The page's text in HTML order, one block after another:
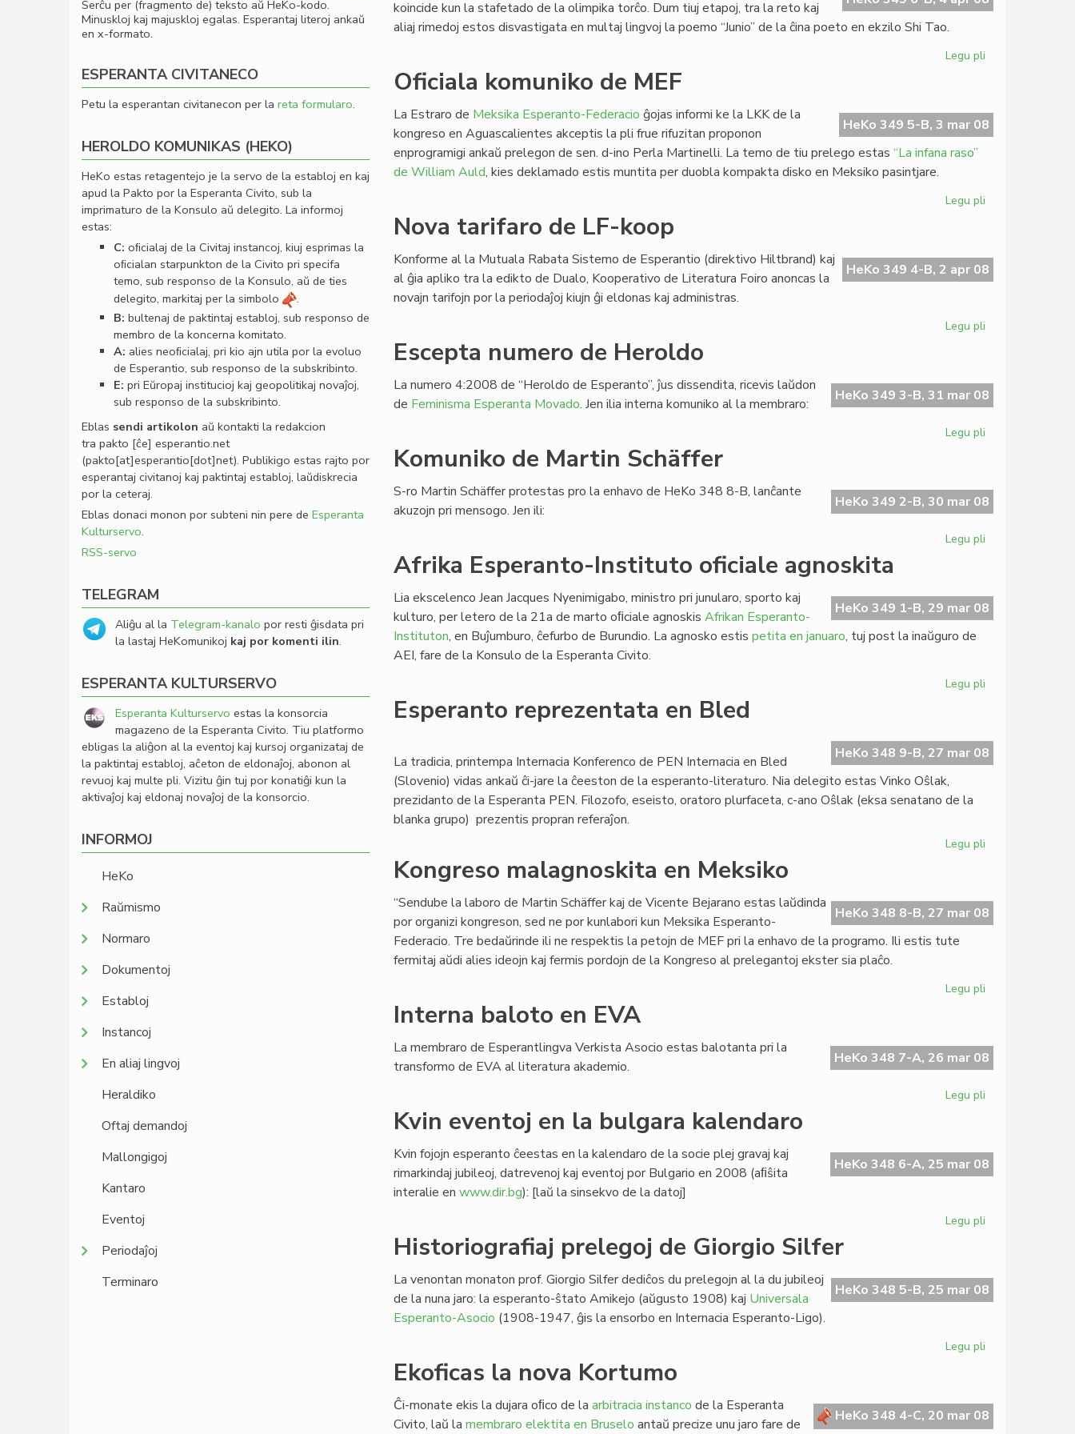
koincide kun la stafetado de la olimpika torĉo. Dum tiuj etapoj, tra la reto kaj
aliaj rimedoj estos disvastigata en multaj lingvoj la poemo “Junio” de la ĉina poeto en ekzilo Shi Tao.
Legu pli
en
Ĉinio
Oficiala komuniko de MEF
HeKo 349 5-B, 3 mar 08
La Estraro de Meksika Esperanto-Federacio ĝojas informi ke la LKK de la
kongreso en Aguascalientes akceptis la pli frue rifuzitan proponon
enprogramigi ankaŭ prelegon de sen. d-ino Perla Martinelli. La temo de tiu prelego estas “La infana raso”
de William Auld, kies deklamado estis muntita per duobla kompakta disko en Meksiko pasintjare.
Legu pli
MEF
Nova tarifaro de LF-koop
HeKo 349 4-B, 2 apr 08
Konforme al la Mutuala Rabata Sistemo de Esperantio (direktivo Hiltbrand) kaj
al ĝia apliko tra la edikto de Dualo, Kooperativo de Literatura Foiro anoncas la
novajn tarifojn por la periodaĵoj kiujn ĝi eldonas kaj administras.
Legu pli
LF-
koop
Escepta numero de Heroldo
HeKo 349 3-B, 31 mar 08
La numero 4:2008 de “Heroldo de Esperanto”, ĵus dissendita, ricevis laŭdon
de Feminisma Esperanta Movado. Jen ilia interna komuniko al la membraro:
Legu pli
Heroldo
Komuniko de Martin Schäffer
HeKo 349 2-B, 30 mar 08
S-ro Martin Schäffer protestas pro la enhavo de HeKo 348 8-B, lanĉante
akuzojn pri mensogo. Jen ili:
Legu pli
Schäffer
Afrika Esperanto-Instituto oficiale agnoskita
HeKo 349 1-B, 29 mar 08
Lia ekscelenco Jean Jacques Nyenimigabo, ministro pri junularo, sporto kaj
kulturo, per letero de la 21a de marto oﬁciale agnoskis Afrikan Esperanto-
Instituton, en Buĵumburo, ĉefurbo de Burundio. La agnosko estis petita en januaro, tuj post la inaŭguro de
AEI, fare de la Konsulo de la Esperanta Civito.
Legu pli
oficiale
agnoskita
Esperanto reprezentata en Bled
HeKo 348 9-B, 27 mar 08
La tradicia, printempa Internacia Konferenco de PEN Internacia en Bled
(Slovenio) vidas ankaŭ ĉi-jare la ĉeeston de la esperanto-literaturo. Nia delegito estas Vinko Oŝlak,
prezidanto de la Esperanta PEN. Filozofo, eseisto, oratoro plurfaceta, c-ano Oŝlak (eksa senatano de la
blanka grupo) prezentis propran referaĵon.
Legu pli
Bled
Kongreso malagnoskita en Meksiko
HeKo 348 8-B, 27 mar 08
“Sendube la laboro de Martin Schäffer kaj de Vicente Bejarano estas laŭdinda
por organizi kongreson, sed ne por kunlabori kun Meksika Esperanto-
Federacio. Tre bedaŭrinde ili ne respektis la petojn de MEF pri la enhavo de la programo. Ili estis tute
fermitaj aŭdi alies ideojn kaj fermis pordojn de la Kongreso al prelegantoj ekster sia plaĉo.
Legu pli
Meksiko
Interna baloto en EVA
HeKo 348 7-A, 26 mar 08
La membraro de Esperantlingva Verkista Asocio estas balotanta pri la
transformo de EVA al literatura akademio.
Legu pli
EVA
Kvin eventoj en la bulgara kalendaro
HeKo 348 6-A, 25 mar 08
Kvin fojojn esperanto ĉeestas en la kalendaro de la socie plej gravaj kaj
rimarkindaj jubileoj, datrevenoj kaj eventoj por Bulgario en 2008 (aﬁŝita
interalie en www.dir.bg): [laŭ la sinsekvo de la datoj]
Legu pli
la
bulgara
Historiografiaj prelegoj de Giorgio Silfer
HeKo 348 5-B, 25 mar 08
La venontan monaton prof. Giorgio Silfer dediĉos du prelegojn al la du jubileoj
de la nuna jaro: la esperanto-ŝtato Amikejo (aŭgusto 1908) kaj Universala
Esperanto-Asocio (1908-1947, ĝis la ensorbo en Internacia Esperanto-Ligo).
Legu pli
Giorgio
Silfer
Ekoficas la nova Kortumo
HeKo 348 4-C, 20 mar 08
Ĉi-monate ekis la dujara oﬁco de la arbitracia instanco de la Esperanta
Civito, laŭ la membraro elektita en Bruselo antaŭ precize unu jaro fare de
Serĉu per (fragmento de) teksto aŭ HeKo-kodo.
Minuskloj kaj majuskloj egalas. Esperantaj literoj ankaŭ
en x-formato.
ESPERANTA CIVITANECO
Petu la esperantan civitanecon per la reta formularo.
HEROLDO KOMUNIKAS (HEKO)
HeKo estas retagentejo je la servo de la establoj en kaj
apud la Pakto por la Esperanta Civito, sub la
imprimaturo de la Konsulo aŭ delegito. La informoj
estas:
C: oﬁcialaj de la Civitaj instancoj, kiuj esprimas la
oﬁcialan starpunkton de la Civito pri specifa
temo, sub responso de la Konsulo, aŭ de ties
delegito, markitaj per la simbolo
.
B: bultenaj de paktintaj establoj, sub responso de
membro de la koncerna komitato.
A: alies neoﬁcialaj, pri kio ajn utila por la evoluo
de Esperantio, sub responso de la subskribinto.
E: pri Eŭropaj institucioj kaj geopolitikaj novaĵoj,
sub responso de la subskribinto.
Eblas sendi artikolon aŭ kontakti la redakcion
tra pakto [ĉe] esperantio.net
(pakto[at]esperantio[dot]net). Publikigo estas rajto por
esperantaj civitanoj kaj paktintaj establoj, laŭdiskrecia
por la ceteraj.
Eblas donaci monon por subteni nin pere de Esperanta
Kulturservo.
RSS-servo
TELEGRAM
Aliĝu al la Telegram-kanalo por resti ĝisdata pri
la lastaj HeKomunikoj kaj por komenti ilin.
ESPERANTA KULTURSERVO
Esperanta Kulturservo estas la konsorcia
magazeno de la Esperanta Civito. Tiu platformo
ebligas la aliĝon al la eventoj kaj kursoj organizataj de
la paktintaj establoj, aĉeton de eldonaĵoj, abonon al
revuoj kaj multe pli. Vizitu ĝin tuj por konatiĝi kun la
aktivaĵoj kaj eldonaj novaĵoj de la konsorcio.
INFORMOJ
HeKo
Raŭmismo
Normaro
Dokumentoj
Establoj
Instancoj
En aliaj lingvoj
Heraldiko
Oftaj demandoj
Mallongigoj
Kantaro
Eventoj
Periodaĵoj
Terminaro